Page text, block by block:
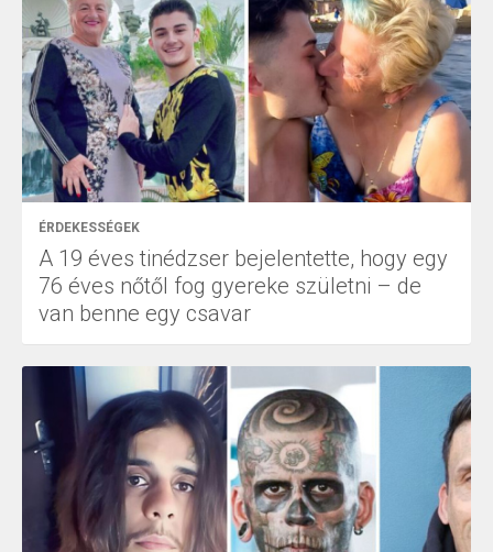
ÉRDEKESSÉGEK
A 19 éves tinédzser bejelentette, hogy egy
76 éves nőtől fog gyereke születni – de
van benne egy csavar